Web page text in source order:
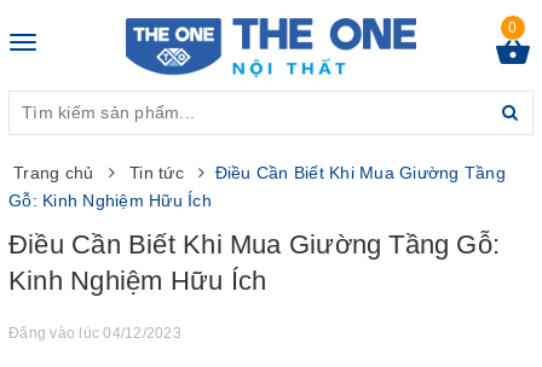
Toggle
0
Trang chủ Tin tức
Điều Cần Biết Khi Mua Giường Tầng
Gỗ: Kinh Nghiệm Hữu Ích
Điều Cần Biết Khi Mua Giường Tầng Gỗ:
Kinh Nghiệm Hữu Ích
Đăng vào lúc 04/12/2023